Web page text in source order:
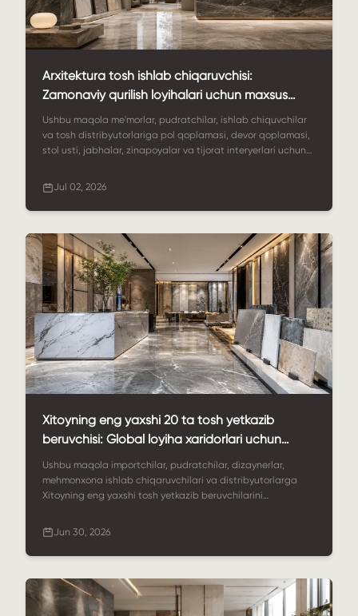
Arxitektura tosh ishlab chiqaruvchisi:
Zamonaviy qurilish loyihalari uchun maxsus
tosh yechimlari
Ushbu maqola me'morlar, pudratchilar, ishlab chiquvchilar
va tosh distribyutorlariga pol qoplamasi, devor qoplamasi,
stol usti, jabhalar, zinapoyalar va tijorat interyerlari uchun
yordam beradi. Unda material variantlari, moslashtirish,
sifat nazorati, loyihani qo'llab-quvvatlash va nima uchun
StoneSale me'moriy tosh yetkazib berish bo'yicha kuchli
Jul 02, 2026
Xitoyning eng yaxshi 20 ta tosh yetkazib
beruvchisi: Global loyiha xaridorlari uchun
amaliy qo'llanma
Ushbu maqola importchilar, pudratchilar, dizaynerlar,
mehmonxona ishlab chiqaruvchilari va distribyutorlarga
Xitoyning eng yaxshi tosh yetkazib beruvchilarini
beruvchida nimani izlash kerakligi tushuntiriladi, xaridorlar
ko'rib chiqishi mumkin bo'lgan 20 ta tosh kompaniyasi
ro'yxati keltirilgan va nima uchun StoneSale maxsus tosh
quvvatlash uchun kuchli tanlov ekanligi ko'rsatilgan.
Jun 30, 2026